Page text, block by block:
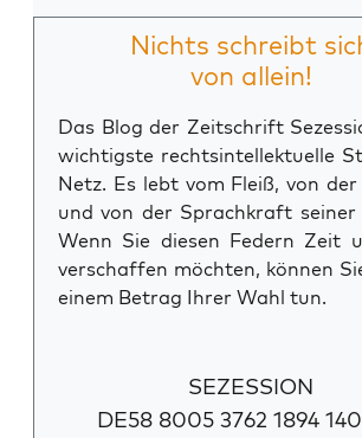
Nichts schreibt
von allein!
Das Blog der Zeitschrift
wichtigste rechtsintellektuelle
Netz. Es lebt vom Fleiß, von
und von der Sprachkraft seiner
Wenn Sie diesen Federn Zeit
verschaffen möchten, können
einem Betrag Ihrer Wahl tun.
SEZESSION
DE58 8005 3762 1894